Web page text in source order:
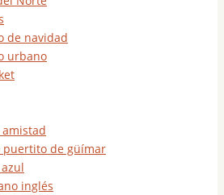
de navidad
urbano
de güímar
inglés